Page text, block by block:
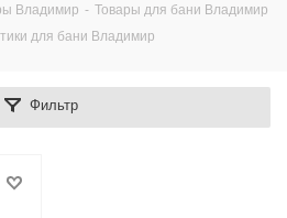
Владимир - Товары для бани Владимир
для бани Владимир
Фильтр